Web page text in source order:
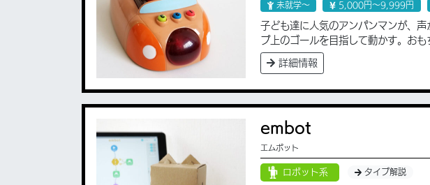
未就学〜 5,000円〜9,999円
子ども達に人気のアンパンマンが、
プ上のゴールを目指して動かす。お
詳細情報
embot
エムボット
ロボット系 タイプ解説